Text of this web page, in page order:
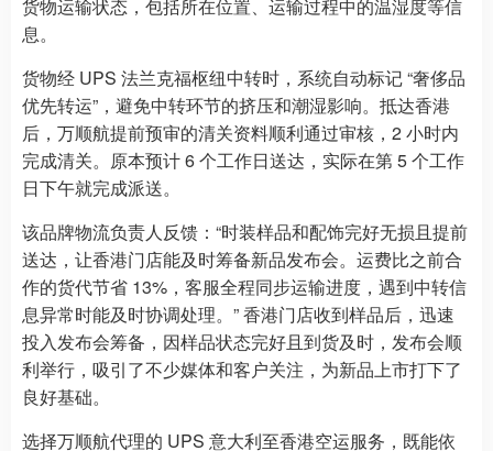
货物运输状态，包括所在位置、运输过程中的温湿度等信
息。
货物经 UPS 法兰克福枢纽中转时，系统自动标记 “奢侈品
优先转运”，避免中转环节的挤压和潮湿影响。抵达香港
后，万顺航提前预审的清关资料顺利通过审核，2 小时内
完成清关。原本预计 6 个工作日送达，实际在第 5 个工作
日下午就完成派送。
该品牌物流负责人反馈：“时装样品和配饰完好无损且提前
送达，让香港门店能及时筹备新品发布会。运费比之前合
作的货代节省 13%，客服全程同步运输进度，遇到中转信
息异常时能及时协调处理。” 香港门店收到样品后，迅速
投入发布会筹备，因样品状态完好且到货及时，发布会顺
利举行，吸引了不少媒体和客户关注，为新品上市打下了
良好基础。
选择万顺航代理的 UPS 意大利至香港空运服务，既能依